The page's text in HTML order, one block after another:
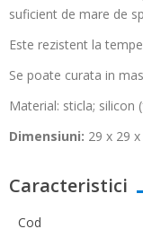
suficient de mare de
Este rezistent la
Se poate curata in
Material: sticla; silicon
Dimensiuni: 29 x 29
Caracteristici
Cod